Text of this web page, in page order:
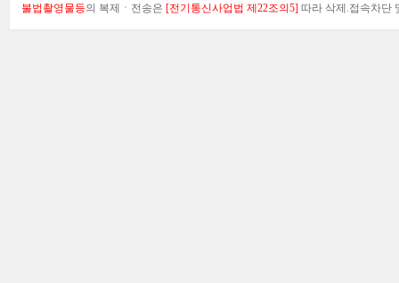
불법촬영물등의 복제ㆍ전송은 [전기통신사업법 제22조의5] 따라 삭제.접속차단